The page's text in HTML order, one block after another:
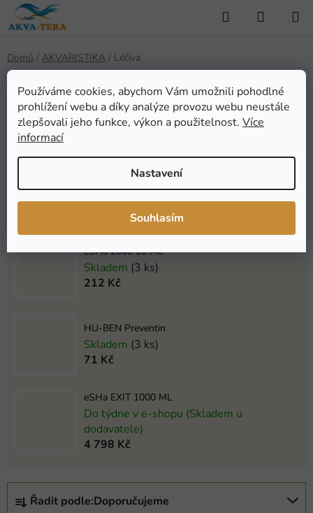
Používáme cookies, abychom Vám umožnili pohodlné
prohlížení webu a díky analýze provozu webu neustále
zlepšovali jeho funkce, výkon a použitelnost. Více
informací
Nastavení
Souhlasím
Přejít
na
Hledat
Domů / AKVARISTIKA / Léčiva
Léčiva
Nejprodávanější
Dajana Methylen Blue 1000 ml
Na objednávku (1-4 týdny)
626 Kč
eSHa 2000 20 ML
Skladem (3 ks)
212 Kč
HU-BEN Preventin
Skladem (3 ks)
71 Kč
eSHa EXIT 1000 ML
Do týdne v e-shopu (Skladem u
dodavatele)
4 798 Kč
Ř
Řadit podle:Doporučujeme